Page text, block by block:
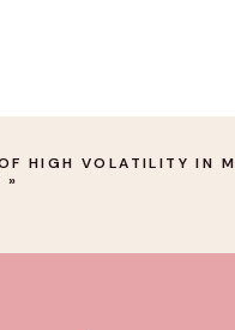
HIGH VOLATILITY IN
»